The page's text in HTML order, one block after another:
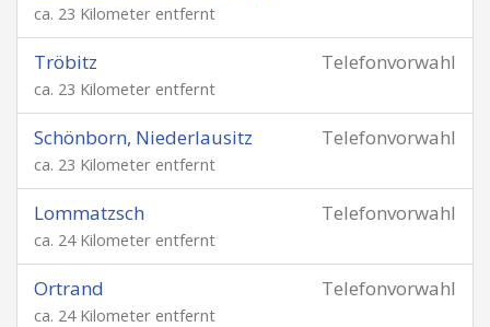
ca. 23 Kilometer entfernt
Telefonvorwahl
Tröbitz
ca. 23 Kilometer entfernt
Telefonvorwahl
Schönborn, Niederlausitz
ca. 23 Kilometer entfernt
Telefonvorwahl
Lommatzsch
ca. 24 Kilometer entfernt
Telefonvorwahl
Ortrand
ca. 24 Kilometer entfernt